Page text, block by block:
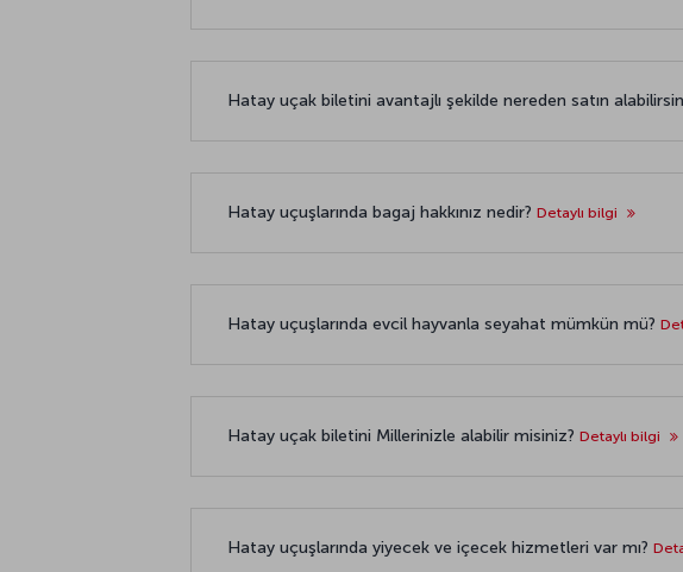
Hatay uçak biletini avantajlı şekilde nereden satın
Hatay uçuşlarında bagaj hakkınız nedir? Detaylı bilgi
Hatay uçuşlarında evcil hayvanla seyahat mümkün mü?
Hatay uçak biletini Millerinizle alabilir misiniz? Detaylı bilgi
Hatay uçuşlarında yiyecek ve içecek hizmetleri var mı?